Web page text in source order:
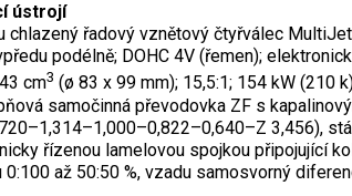
ústrojí
chlazený řadový vznětový čtyřválec
podélně; DOHC 4V (řemen);
cm3 (ø 83 x 99 mm); 15,5:1; 154 kW (210
samočinná převodovka ZF s
3,456),
řízenou lamelovou spojkou připojující
0:100 až 50:50 %, vzadu samosvorný